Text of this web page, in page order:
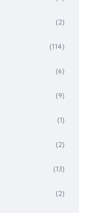
(2)
(114)
(6)
(9)
(1)
(2)
(13)
(2)